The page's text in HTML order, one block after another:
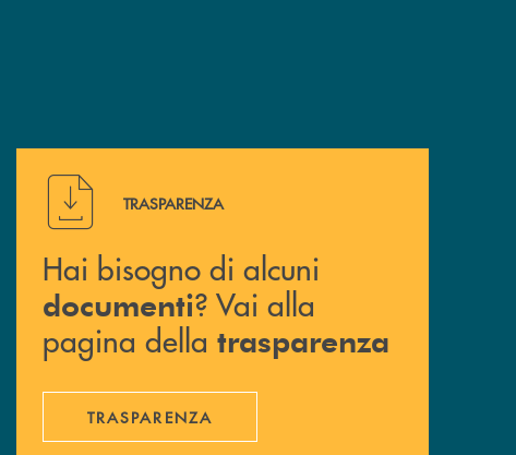
Hai bisogno di alcuni documenti ? Vai alla pagina della
TRASPARENZA
Hai bisogno di alcuni
documenti? Vai alla
pagina della trasparenza
TRASPARENZA